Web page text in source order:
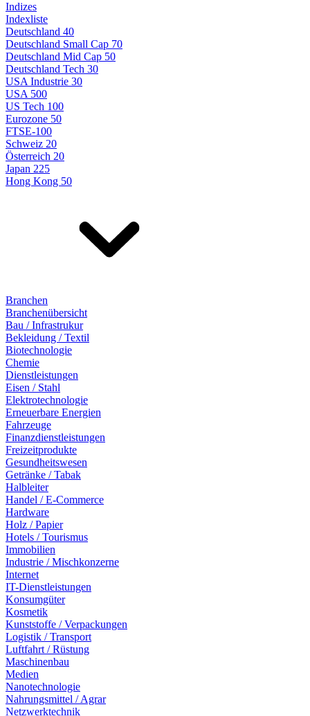
Indizes
Indexliste
Deutschland 40
Deutschland Small Cap 70
Deutschland Mid Cap 50
Deutschland Tech 30
USA Industrie 30
USA 500
US Tech 100
Eurozone 50
FTSE-100
Schweiz 20
Österreich 20
Japan 225
Hong Kong 50
Branchen
Branchenübersicht
Bau / Infrastrukur
Bekleidung / Textil
Biotechnologie
Chemie
Dienstleistungen
Eisen / Stahl
Elektrotechnologie
Erneuerbare Energien
Fahrzeuge
Finanzdienstleistungen
Freizeitprodukte
Gesundheitswesen
Getränke / Tabak
Halbleiter
Handel / E-Commerce
Hardware
Holz / Papier
Hotels / Tourismus
Immobilien
Industrie / Mischkonzerne
Internet
IT-Dienstleistungen
Konsumgüter
Kosmetik
Kunststoffe / Verpackungen
Logistik / Transport
Luftfahrt / Rüstung
Maschinenbau
Medien
Nanotechnologie
Nahrungsmittel / Agrar
Netzwerktechnik